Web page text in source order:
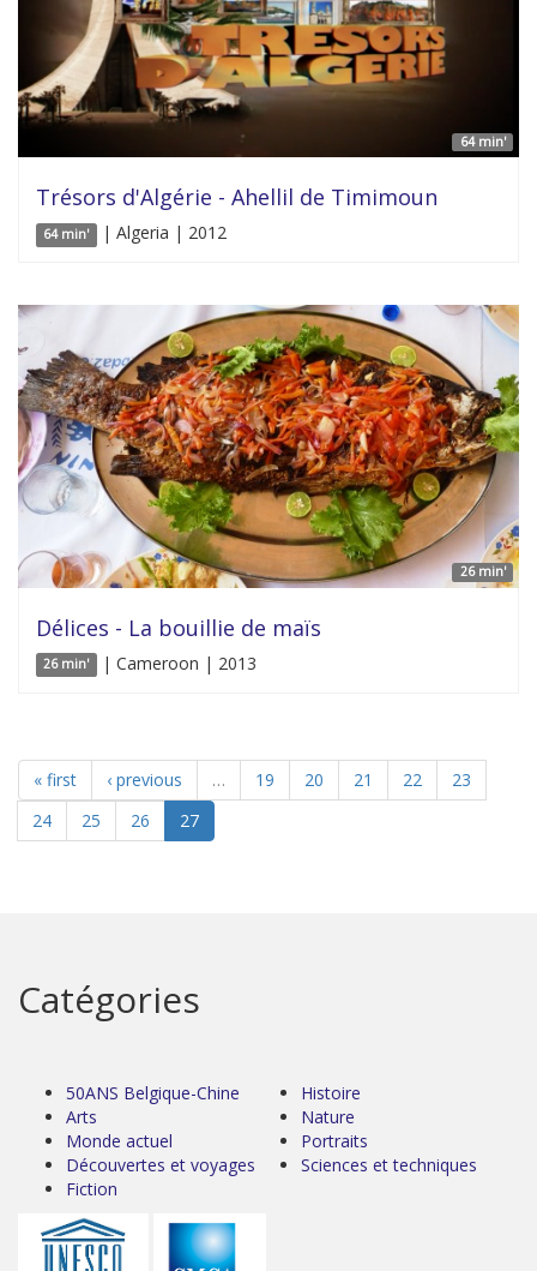
64 min'
Trésors d'Algérie - Ahellil de Timimoun
64 min' | Algeria | 2012
26 min'
Délices - La bouillie de maïs
26 min' | Cameroon | 2013
« first ‹ previous … 19 20 21 22
23
24
25 26 27
Catégories
50ANS Belgique-Chine
Arts
Monde actuel
Découvertes et voyages
Fiction
Histoire
Nature
Portraits
Sciences et techniques